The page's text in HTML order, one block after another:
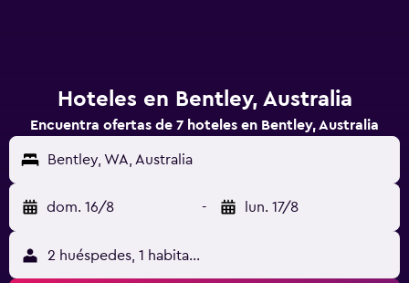
Hoteles en Bentley, Australia
Encuentra ofertas de 7 hoteles en Bentley, Australia
Bentley, WA, Australia
dom. 16/8 - lun. 17/8
2 huéspedes, 1 habitación